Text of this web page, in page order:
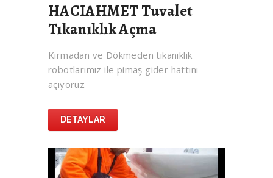
HACIAHMET Tuvalet
Tıkanıklık Açma
Kırmadan ve Dökmeden tıkanıklık
robotlarımız ile pimaş gider hattını
açıyoruz
DETAYLAR